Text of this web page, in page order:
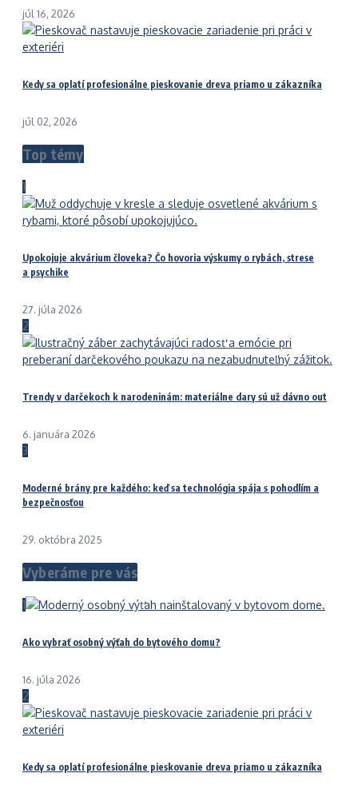
júl 16, 2026
Kedy sa oplatí profesionálne pieskovanie dreva priamo u zákazníka
júl 02, 2026
Top témy
1
Upokojuje akvárium človeka? Čo hovoria výskumy o rybách, strese
a psychike
27. júla 2026
2
Trendy v darčekoch k narodeninám: materiálne dary sú už dávno out
6. januára 2026
3
Moderné brány pre každého: keď sa technológia spája s pohodlím a
bezpečnosťou
29. októbra 2025
Vyberáme pre vás
1
Ako vybrať osobný výťah do bytového domu?
16. júla 2026
2
Kedy sa oplatí profesionálne pieskovanie dreva priamo u zákazníka